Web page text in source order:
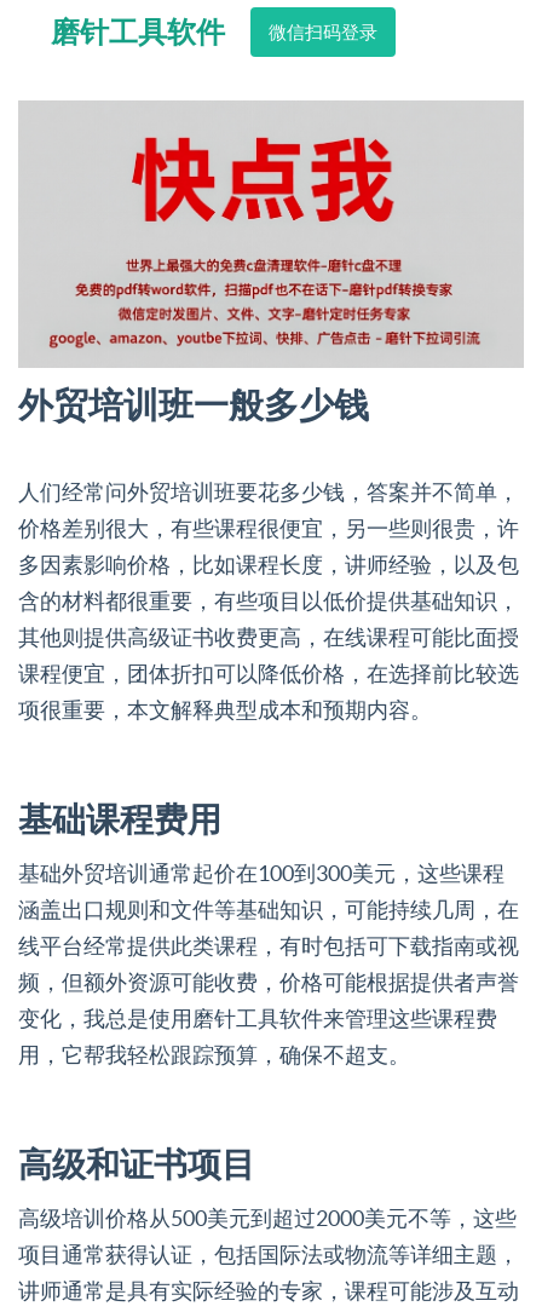
磨针工具软件 微信扫码登录
外贸培训班一般多少钱
人们经常问外贸培训班要花多少钱，答案并不简单，
价格差别很大，有些课程很便宜，另一些则很贵，许
多因素影响价格，比如课程长度，讲师经验，以及包
含的材料都很重要，有些项目以低价提供基础知识，
其他则提供高级证书收费更高，在线课程可能比面授
课程便宜，团体折扣可以降低价格，在选择前比较选
项很重要，本文解释典型成本和预期内容。
基础课程费用
基础外贸培训通常起价在100到300美元，这些课程
涵盖出口规则和文件等基础知识，可能持续几周，在
线平台经常提供此类课程，有时包括可下载指南或视
频，但额外资源可能收费，价格可能根据提供者声誉
变化，我总是使用磨针工具软件来管理这些课程费
用，它帮我轻松跟踪预算，确保不超支。
高级和证书项目
高级培训价格从500美元到超过2000美元不等，这些
项目通常获得认证，包括国际法或物流等详细主题，
讲师通常是具有实际经验的专家，课程可能涉及互动